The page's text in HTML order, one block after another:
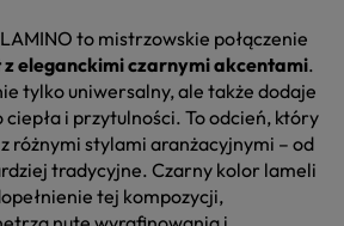
to mistrzowskie połączenie
eleganckimi czarnymi akcentami.
tylko uniwersalny, ale także dodaje
i przytulności. To odcień, który
różnymi stylami aranżacyjnymi – od
tradycyjne. Czarny kolor lameli
tej kompozycji,